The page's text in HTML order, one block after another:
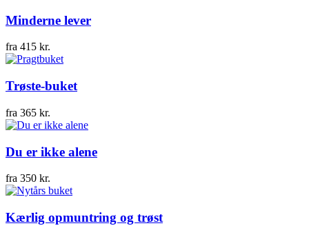
Minderne lever
fra 415 kr.
Trøste-buket
fra 365 kr.
Du er ikke alene
fra 350 kr.
Kærlig opmuntring og trøst